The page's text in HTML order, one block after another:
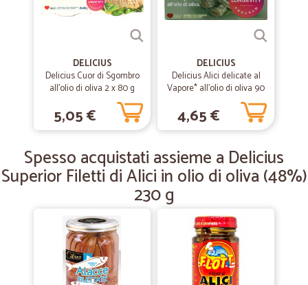
23/04/2020
—Calogero salvatore C.
05/04/2020
— Marika M.
Puntuale e comodo
Spesa arrivata in anticipo. Tutto integro e ben confezionato. Frutta e
Daniela P.
È stata la prima volta che ho comprato su questo sito,i prodotti,in
parte conosciuti e in parte nuovi sono arrivati ben confermati e in
tempi rapidi.
DELICIUS
Delicius Cuor di Sgombro
all'olio di oliva 2 x 80 g
5,05 €
DELICIUS
Delicius Alici delicate al
Vapore* all'olio di oliva 90
4,65 €
Spesso acquistati assieme a Delicius
Superior Filetti di Alici in olio di oliva (48%)
230 g